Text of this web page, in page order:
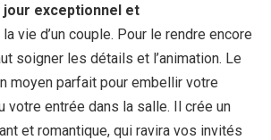
jour exceptionnel et
vie d’un couple. Pour le rendre encore
soigner les détails et l’animation. Le
moyen parfait pour embellir votre
votre entrée dans la salle. Il crée un
et romantique, qui ravira vos invités